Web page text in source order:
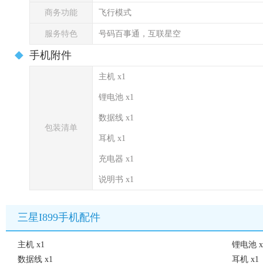
商务功能 飞行模式
服务特色 号码百事通，互联星空
手机附件
包装清单
主机 x1
锂电池 x1
数据线 x1
耳机 x1
充电器 x1
说明书 x1
三星I899手机配件
主机 x1
锂电池
数据线 x1
耳机 x1